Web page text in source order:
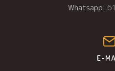
Whatsapp:
E-